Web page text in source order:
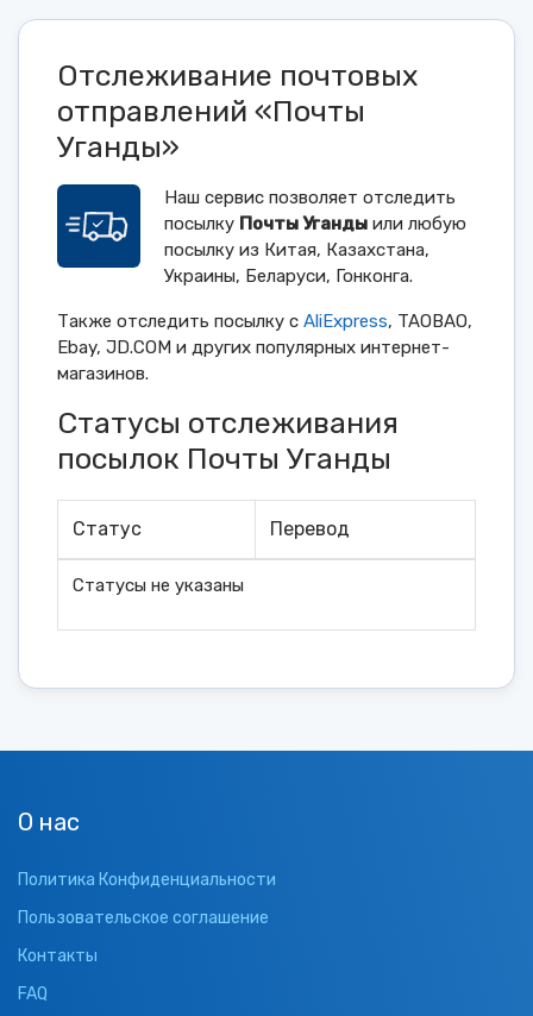
Отслеживание почтовых
отправлений «Почты
Уганды»
Наш сервис позволяет отследить
посылку Почты Уганды или любую
посылку из Китая, Казахстана,
Украины, Беларуси, Гонконга.
Также отследить посылку с AliExpress, TAOBAO,
Ebay, JD.COM и других популярных интернет-
магазинов.
Статусы отслеживания
посылок Почты Уганды
Статус Перевод
Статусы не указаны
О нас
Политика Конфиденциальности
Пользовательское соглашение
Контакты
FAQ